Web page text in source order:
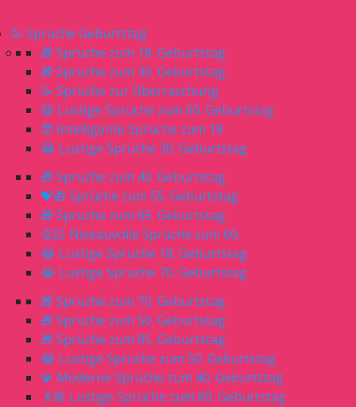
🥳 Sprüche Geburtstag
🎁 Sprüche zum 18. Geburtstag
🎁 Sprüche zum 30. Geburtstag
🥳 Sprüche zur Überraschung
😅 Lustige Sprüche zum 60. Geburtstag
🤓 Intelligente Sprüche zum 18
😂 Lustige Sprüche 30. Geburtstag
🎁 Sprüche zum 40. Geburtstag
💝🎁 Sprüche zum 55. Geburtstag
🎁 Sprüche zum 65. Geburtstag
👏🏻 Niveauvolle Sprüche zum 60.
😂 Lustige Sprüche 18. Geburtstag
😂 Lustige Sprüche 70. Geburtstag
🎁 Sprüche zum 70. Geburtstag
🎁 Sprüche zum 50. Geburtstag
🎁 Sprüche zum 85. Geburtstag
😂 Lustige Sprüche zum 50. Geburtstag
💎 Moderne Sprüche zum 40. Geburtstag
👴🏼 Lustige Sprüche zum 80. Geburtstag